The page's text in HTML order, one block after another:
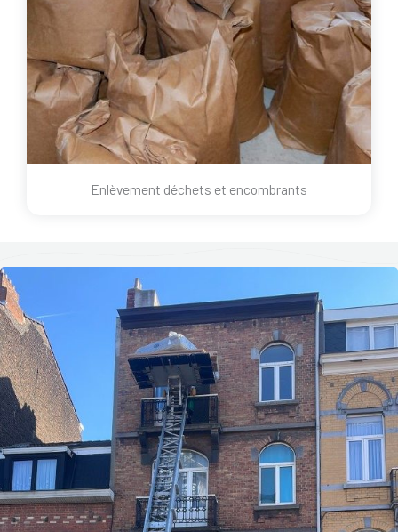
Enlèvement déchets et encombrants